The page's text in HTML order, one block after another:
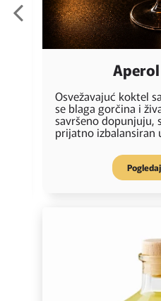
Osvežavajuć koktel
se blaga gorčina i
savršeno dopunjuju,
prijatno izbalansiran